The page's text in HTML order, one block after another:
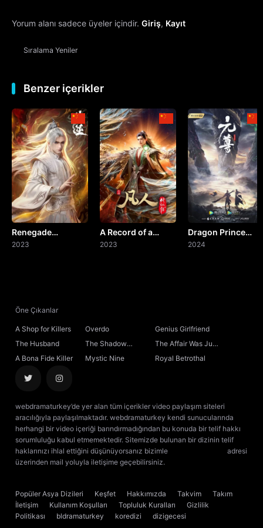
13. Bölüm
14. Bölüm
15. Bölüm
16. Bölüm
17. Bölüm
18. Bölüm
19. Bölüm
20. Bölüm
23. Bölüm
24. Bölüm
26. Bölüm Sezon Finali
Yorum alanı sadece üyeler içindir. Giriş, Kayıt
Sıralama Yeniler
Benzer içerikler
Renegade
Immortal
2023
A Record of a
Mortal's Journey
2023
Dragon Prince
Yuan
2024
Öne Çıkanlar
A Shop for Killers Overdo
Genius Girlfriend
The Husband
The Shadow
Sovereign
The Affair Was Just
the Beginning
A Bona Fide Killer Mystic Nine Royal Betrothal
webdramaturkey’de yer alan tüm içerikler video paylaşım siteleri
aracılığıyla paylaşılmaktadır. webdramaturkey kendi sunucularında
herhangi bir video içeriği barındırmadığından bu konuda bir telif hakkı
sorumluluğu kabul etmemektedir. Sitemizde bulunan bir dizinin telif
haklarınızı ihlal ettiğini düşünüyorsanız bizimle
adresi
üzerinden mail yoluyla iletişime geçebilirsiniz.
Popüler Asya Dizileri Keşfet Hakkımızda Takvim
Takım
İletişim
Kullanım Koşulları Topluluk Kuralları
Gizlilik
Politikası
bldramaturkey koredizi
dizigecesi